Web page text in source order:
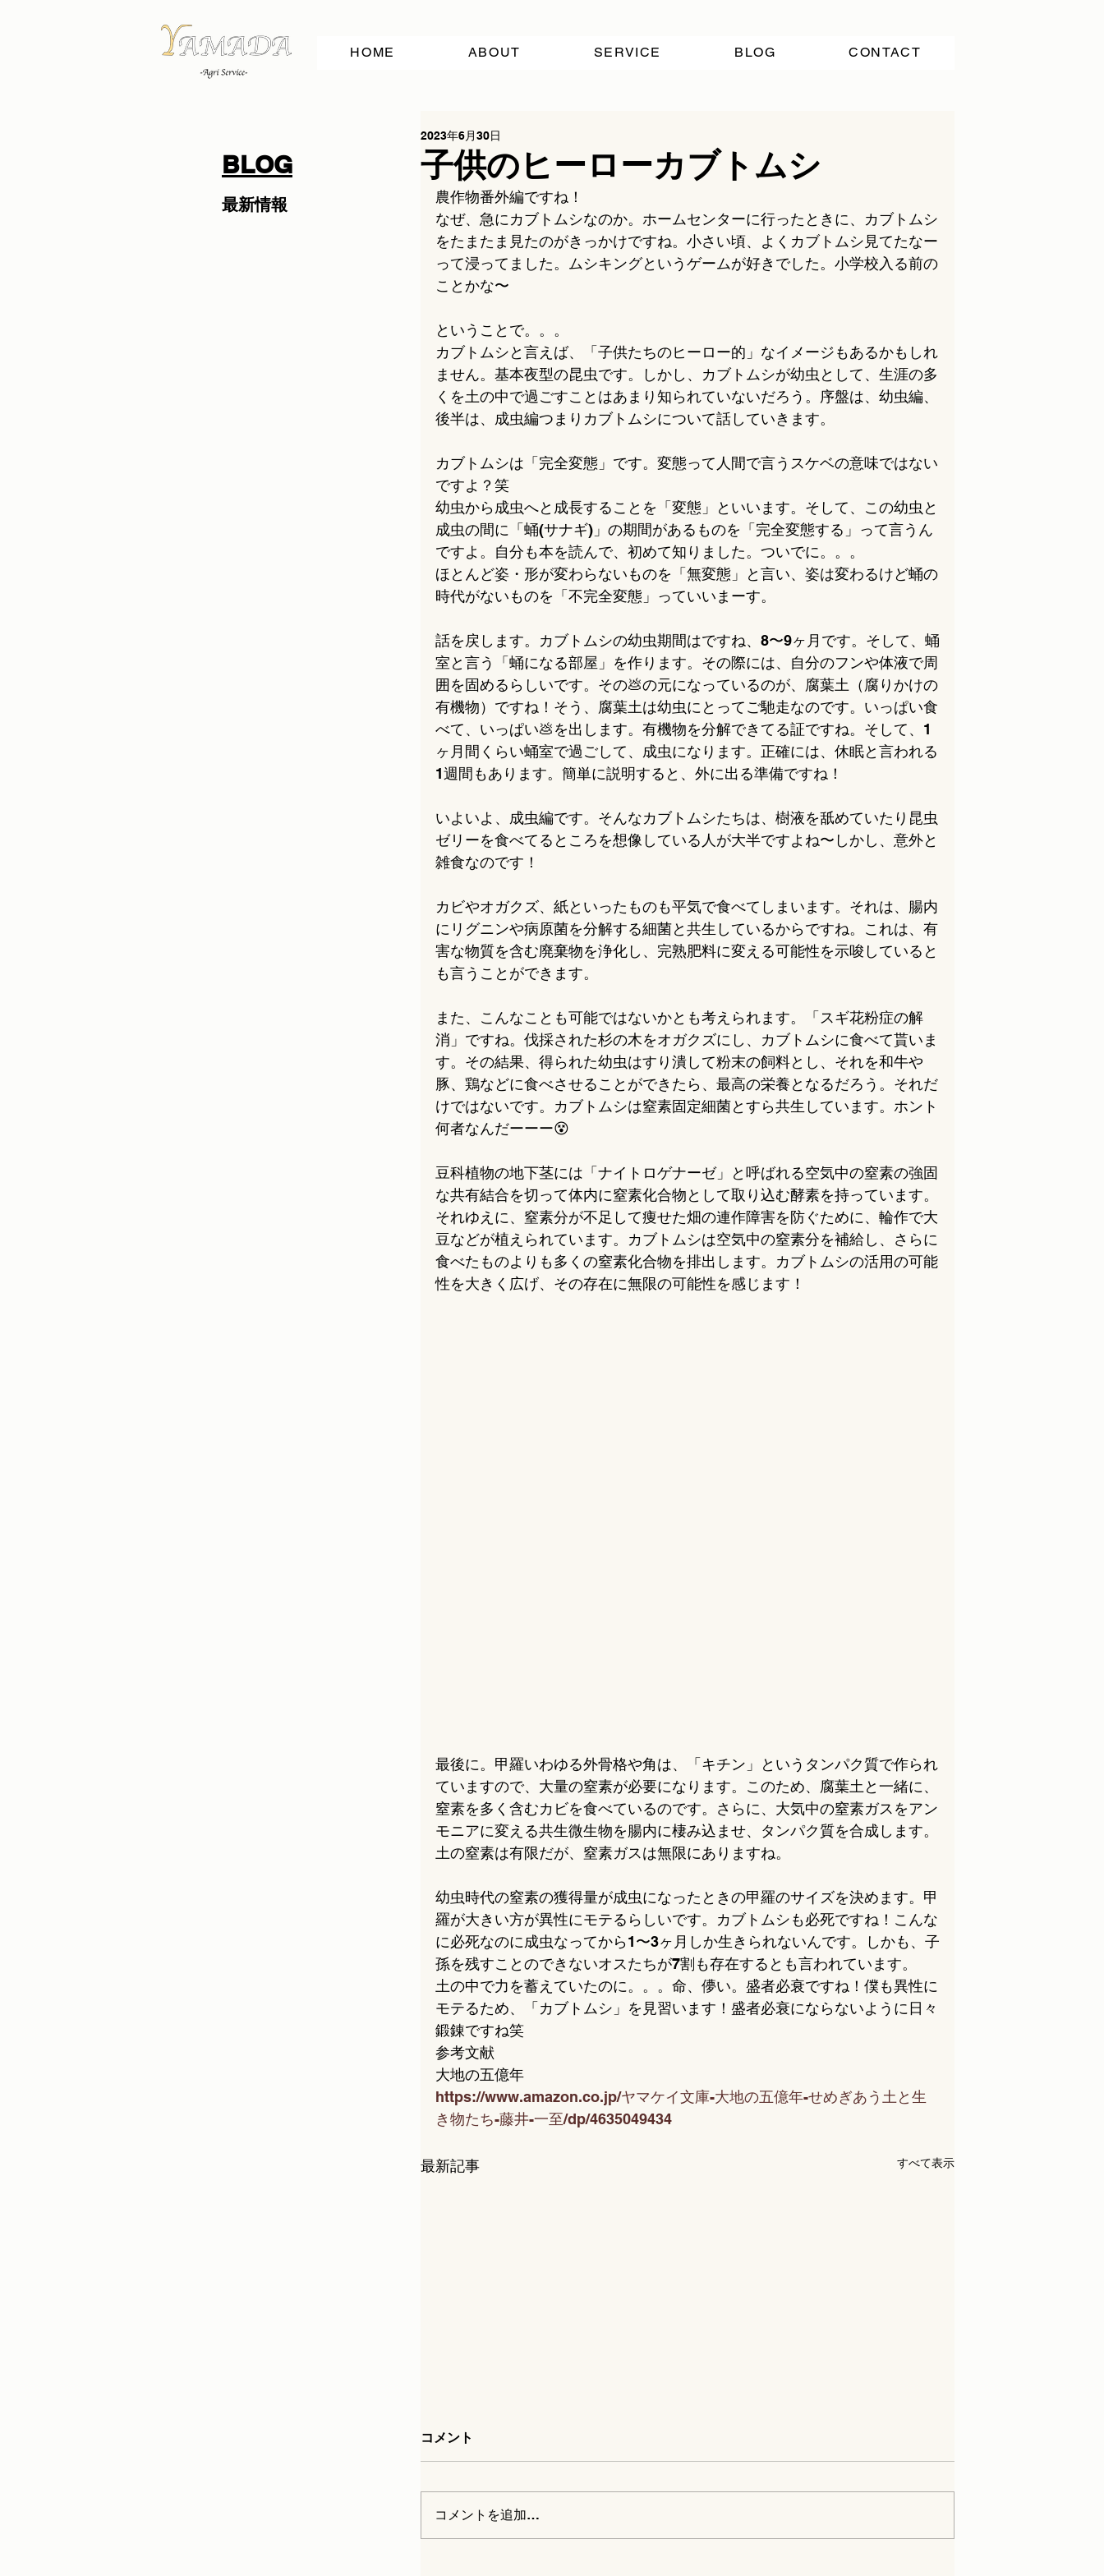
HOME ABOUT SERVICE BLOG CONTACT
BLOG
最新情報
子供のヒーローカブトムシ
2023年6月30日
農作物番外編ですね！
なぜ、急にカブトムシなのか。ホームセンターに行ったときに、カブトムシ
をたまたま見たのがきっかけですね。小さい頃、よくカブトムシ見てたなー
って浸ってました。ムシキングというゲームが好きでした。小学校入る前の
ことかな〜
ということで。。。
カブトムシと言えば、「子供たちのヒーロー的」なイメージもあるかもしれ
ません。基本夜型の昆虫です。しかし、カブトムシが幼虫として、生涯の多
くを土の中で過ごすことはあまり知られていないだろう。序盤は、幼虫編、
後半は、成虫編つまりカブトムシについて話していきます。
カブトムシは「完全変態」です。変態って人間で言うスケベの意味ではない
ですよ？笑
幼虫から成虫へと成長することを「変態」といいます。そして、この幼虫と
成虫の間に「蛹(サナギ)」の期間があるものを「完全変態する」って言うん
ですよ。自分も本を読んで、初めて知りました。ついでに。。。
ほとんど姿・形が変わらないものを「無変態」と言い、姿は変わるけど蛹の
時代がないものを「不完全変態」っていいまーす。
話を戻します。カブトムシの幼虫期間はですね、8〜9ヶ月です。そして、蛹
室と言う「蛹になる部屋」を作ります。その際には、自分のフンや体液で周
囲を固めるらしいです。その💩の元になっているのが、腐葉土（腐りかけの
有機物）ですね！そう、腐葉土は幼虫にとってご馳走なのです。いっぱい食
べて、いっぱい💩を出します。有機物を分解できてる証ですね。そして、1
ヶ月間くらい蛹室で過ごして、成虫になります。正確には、休眠と言われる
1週間もあります。簡単に説明すると、外に出る準備ですね！
いよいよ、成虫編です。そんなカブトムシたちは、樹液を舐めていたり昆虫
ゼリーを食べてるところを想像している人が大半ですよね〜しかし、意外と
雑食なのです！
カビやオガクズ、紙といったものも平気で食べてしまいます。それは、腸内
にリグニンや病原菌を分解する細菌と共生しているからですね。これは、有
害な物質を含む廃棄物を浄化し、完熟肥料に変える可能性を示唆していると
も言うことができます。
また、こんなことも可能ではないかとも考えられます。「スギ花粉症の解
消」ですね。伐採された杉の木をオガクズにし、カブトムシに食べて貰いま
す。その結果、得られた幼虫はすり潰して粉末の飼料とし、それを和牛や
豚、鶏などに食べさせることができたら、最高の栄養となるだろう。それだ
けではないです。カブトムシは窒素固定細菌とすら共生しています。ホント
何者なんだーーー😵
豆科植物の地下茎には「ナイトロゲナーゼ」と呼ばれる空気中の窒素の強固
な共有結合を切って体内に窒素化合物として取り込む酵素を持っています。
それゆえに、窒素分が不足して痩せた畑の連作障害を防ぐために、輪作で大
豆などが植えられています。カブトムシは空気中の窒素分を補給し、さらに
食べたものよりも多くの窒素化合物を排出します。カブトムシの活用の可能
性を大きく広げ、その存在に無限の可能性を感じます！
最後に。甲羅いわゆる外骨格や角は、「キチン」というタンパク質で作られ
ていますので、大量の窒素が必要になります。このため、腐葉土と一緒に、
窒素を多く含むカビを食べているのです。さらに、大気中の窒素ガスをアン
モニアに変える共生微生物を腸内に棲み込ませ、タンパク質を合成します。
土の窒素は有限だが、窒素ガスは無限にありますね。
幼虫時代の窒素の獲得量が成虫になったときの甲羅のサイズを決めます。甲
羅が大きい方が異性にモテるらしいです。カブトムシも必死ですね！こんな
に必死なのに成虫なってから1〜3ヶ月しか生きられないんです。しかも、子
孫を残すことのできないオスたちが7割も存在するとも言われています。
土の中で力を蓄えていたのに。。。命、儚い。盛者必衰ですね！僕も異性に
モテるため、「カブトムシ」を見習います！盛者必衰にならないように日々
鍛錬ですね笑
参考文献
大地の五億年
https://www.amazon.co.jp/ヤマケイ文庫-大地の五億年-せめぎあう土と生
き物たち-藤井-一至/dp/4635049434
最新記事 すべて表示
コメント
コメントを追加…